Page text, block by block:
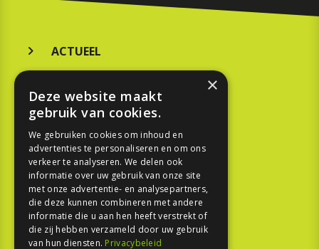
ACTUEEL
KOOPGIDS
TESTEN
SPORT
REPORTAGE
TOUREN
×
Deze website maakt
gebruik van cookies.
We gebruiken cookies om inhoud en
advertenties te personaliseren en om ons
verkeer te analyseren. We delen ook
informatie over uw gebruik van onze site
met onze advertentie- en analysepartners,
die deze kunnen combineren met andere
informatie die u aan hen heeft verstrekt of
die zij hebben verzameld door uw gebruik
van hun diensten. Privacybeleid